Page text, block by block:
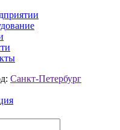
Санкт-Петербург